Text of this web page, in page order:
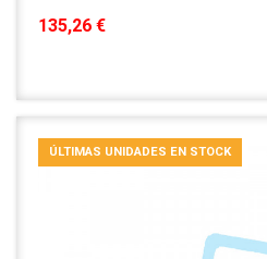
135,26 €
ÚLTIMAS UNIDADES EN STOCK